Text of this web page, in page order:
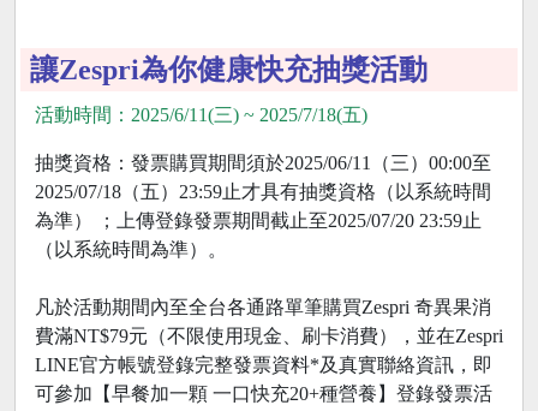
讓Zespri為你健康快充抽獎活動
活動時間：2025/6/11(三) ~ 2025/7/18(五)
抽獎資格：發票購買期間須於2025/06/11（三）00:00至
2025/07/18（五）23:59止才具有抽獎資格（以系統時間
為準） ；上傳登錄發票期間截止至2025/07/20 23:59止
（以系統時間為準）。
凡於活動期間內至全台各通路單筆購買Zespri 奇異果消
費滿NT$79元（不限使用現金、刷卡消費），並在Zespri
LINE官方帳號登錄完整發票資料*及真實聯絡資訊，即
可參加【早餐加一顆 一口快充20+種營養】登錄發票活